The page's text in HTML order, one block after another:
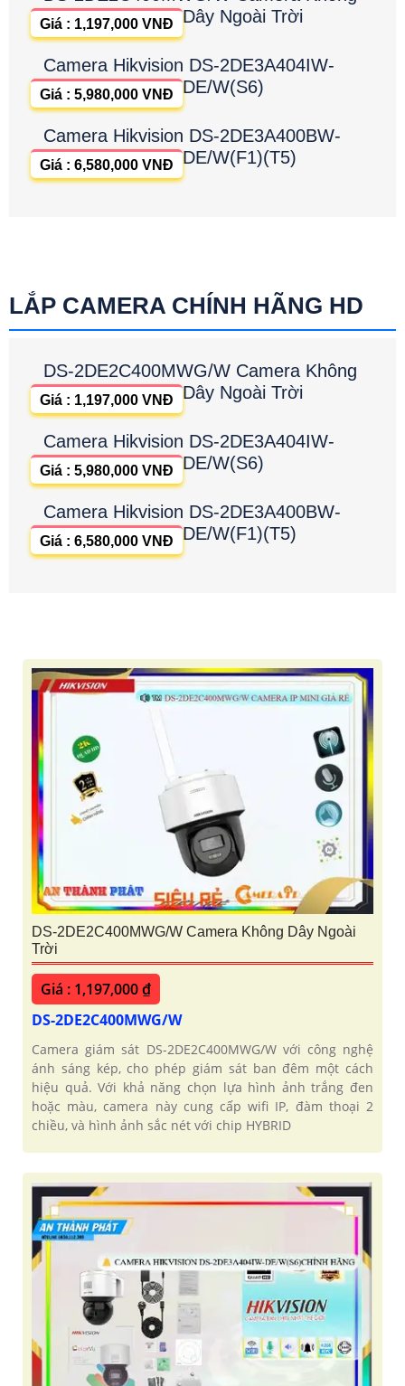
Dây Ngoài Trời
Giá : 1,197,000 VNĐ
Camera Hikvision DS-2DE3A404IW-
DE/W(S6)
Giá : 5,980,000 VNĐ
Camera Hikvision DS-2DE3A400BW-
DE/W(F1)(T5)
Giá : 6,580,000 VNĐ
LẮP CAMERA CHÍNH HÃNG HD
DS-2DE2C400MWG/W Camera Không
Dây Ngoài Trời
Giá : 1,197,000 VNĐ
Camera Hikvision DS-2DE3A404IW-
DE/W(S6)
Giá : 5,980,000 VNĐ
Camera Hikvision DS-2DE3A400BW-
DE/W(F1)(T5)
Giá : 6,580,000 VNĐ
DS-2DE2C400MWG/W Camera Không Dây Ngoài
Trời
Giá : 1,197,000 ₫
DS-2DE2C400MWG/W
Camera giám sát DS-2DE2C400MWG/W với công nghệ
ánh sáng kép, cho phép giám sát ban đêm một cách
hiệu quả. Với khả năng chọn lựa hình ảnh trắng đen
hoặc màu, camera này cung cấp wifi IP, đàm thoại 2
chiều, và hình ảnh sắc nét với chip HYBRID